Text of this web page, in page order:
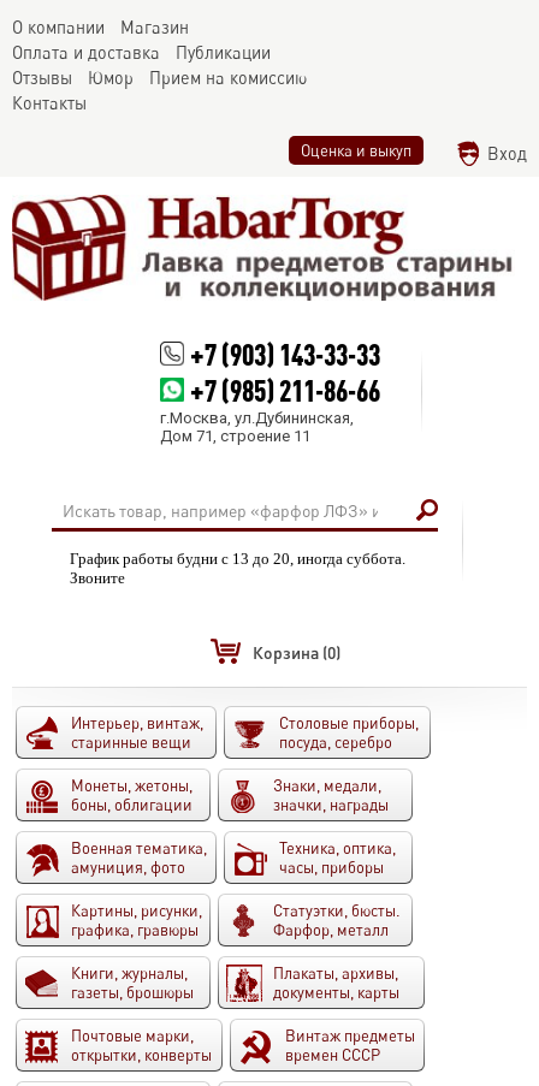
О компании
Магазин
Оплата и доставка
Публикации
Отзывы
Юмор
Прием на комиссию
Контакты
Оценка и выкуп Вход
+7 (903) 143-33-33
+7 (985) 211-86-66
г.Москва, ул.Дубининская,
Дом 71, строение 11
График работы будни с 13 до 20, иногда суббота.
Звоните
Корзина (0)
Интерьер, винтаж,
старинные вещи
Столовые приборы,
посуда, серебро
Монеты, жетоны,
боны, облигации
Знаки, медали,
значки, награды
Военная тематика,
амуниция, фото
Техника, оптика,
часы, приборы
Картины, рисунки,
графика, гравюры
Статуэтки, бюсты.
Фарфор, металл
Книги, журналы,
газеты, брошюры
Плакаты, архивы,
документы, карты
Почтовые марки,
открытки, конверты
Винтаж предметы
времен СССР